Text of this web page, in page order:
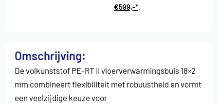
€599,-*.
Omschrijving:
De volkunststof PE-RT II vloerverwarmingsbuis 18×2
mm combineert flexibiliteit met robuustheid en vormt
een veelzijdige keuze voor